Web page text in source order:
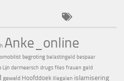
Anke_online
begroting belastingeld bespaar
Lijn dermeersch drugs files frauen geld
geweld Hoofddoek illegalen islamisering